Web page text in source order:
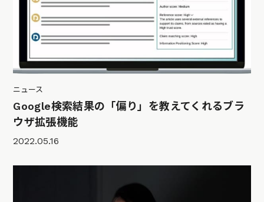
ニュース
Google検索結果の「偏り」を教えてくれるブラ
ウザ拡張機能
2022.05.16